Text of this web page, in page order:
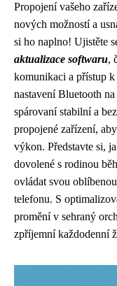
Propojení vašeho
nových možností a
si ho naplno! Ujistěte
aktualizace softwaru,
komunikaci a přístup
nastavení Bluetooth
spárovaní stabilní a
propojené zařízení,
výkon. Představte si,
dovolené s rodinou
ovládat svou
telefonu. S
promění v sehraný
zpříjemní každodenní